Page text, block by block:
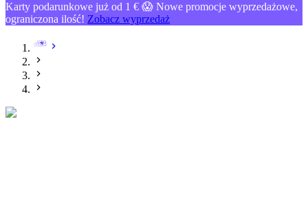
Karty podarunkowe już od 1 € 😱 Nowe promocje wyprzedażowe,
ograniczona ilość! Zobacz wyprzedaż